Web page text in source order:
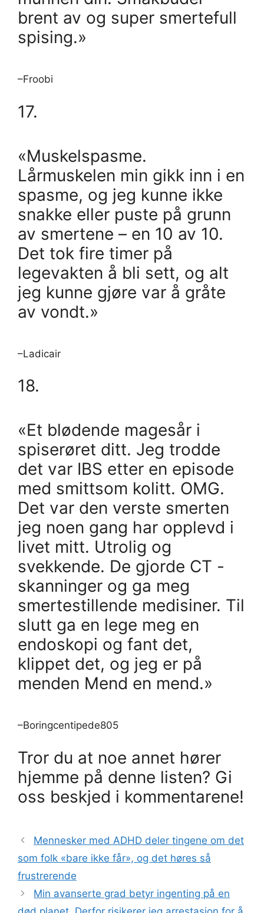
brent av og super smertefull
spising.»
–Froobi
17.
«Muskelspasme.
Lårmuskelen min gikk inn i en
spasme, og jeg kunne ikke
snakke eller puste på grunn
av smertene – en 10 av 10.
Det tok fire timer på
legevakten å bli sett, og alt
jeg kunne gjøre var å gråte
av vondt.»
–Ladicair
18.
«Et blødende magesår i
spiserøret ditt. Jeg trodde
det var IBS etter en episode
med smittsom kolitt. OMG.
Det var den verste smerten
jeg noen gang har opplevd i
livet mitt. Utrolig og
svekkende. De gjorde CT -
skanninger og ga meg
smertestillende medisiner. Til
slutt ga en lege meg en
endoskopi og fant det,
klippet det, og jeg er på
menden Mend en mend.»
–Boringcentipede805
Tror du at noe annet hører
hjemme på denne listen? Gi
oss beskjed i kommentarene!
Mennesker med ADHD deler tingene om det
som folk «bare ikke får», og det høres så
frustrerende
Min avanserte grad betyr ingenting på en